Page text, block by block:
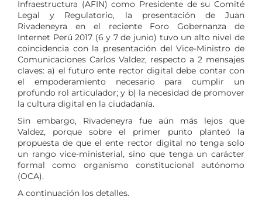
Infraestructura (AFIN) como Presidente de su Comité
Legal y Regulatorio, la presentación de Juan
Rivadeneyra en el reciente Foro Gobernanza de
Internet Perú 2017 (6 y 7 de junio) tuvo un alto nivel de
coincidencia con la presentación del Vice-Ministro de
Comunicaciones Carlos Valdez, respecto a 2 mensajes
claves: a) el futuro ente rector digital debe contar con
el empoderamiento necesario para cumplir un
profundo rol articulador; y b) la necesidad de promover
la cultura digital en la ciudadanía.
Sin embargo, Rivadeneyra fue aún más lejos que
Valdez, porque sobre el primer punto planteó la
propuesta de que el ente rector digital no tenga solo
un rango vice-ministerial, sino que tenga un carácter
formal como organismo constitucional autónomo
(OCA).
A continuación los detalles.